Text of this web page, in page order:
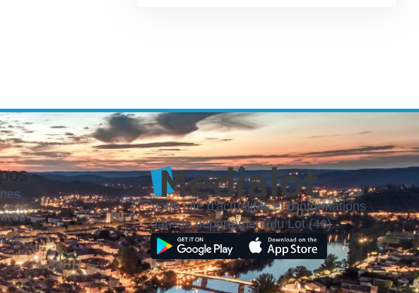
Votre site d'actualités et d'informations
dans le département du Lot (46).